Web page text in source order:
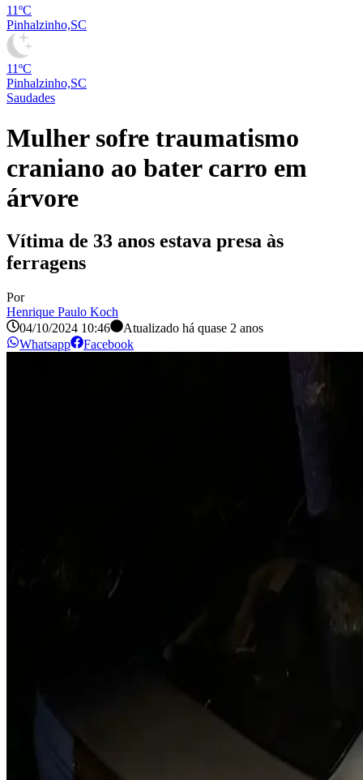
11ºC
Pinhalzinho,SC
11ºC
Pinhalzinho,SC
Saudades
Mulher sofre traumatismo
craniano ao bater carro em
árvore
Vítima de 33 anos estava presa às
ferragens
Por
Henrique Paulo Koch
04/10/2024 10:46
Atualizado há quase 2 anos
Whatsapp
Facebook